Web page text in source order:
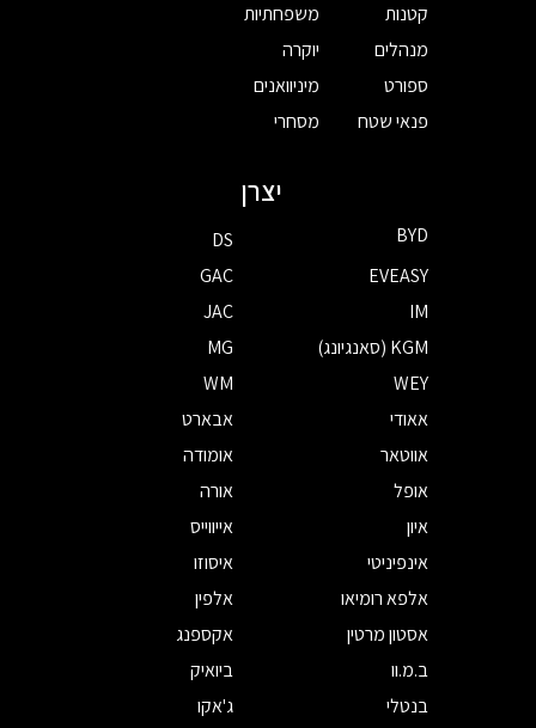
קטנות
מנהלים
ספורט
פנאי שטח
משפחתיות
יוקרה
מיניוואנים
מסחרי
יצרן
BYD
DS
EVEASY
GAC
IM
JAC
KGM (סאנגיונג)
MG
WEY
WM
אאודי
אבארט
אווטאר
אומודה
אופל
אורה
איון
אייווייס
אינפיניטי
איסוזו
אלפא רומיאו
אלפין
אסטון מרטין
אקספנג
ב.מ.וו
ביואיק
בנטלי
ג'אקו